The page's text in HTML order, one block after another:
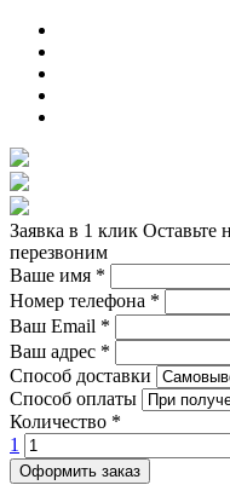
Заявка в 1 клик Оставьте
перезвоним
Ваше имя *
Номер телефона *
Ваш Email *
Ваш адрес *
Способ доставки
Способ оплаты
Количество *
1
Оформить заказ